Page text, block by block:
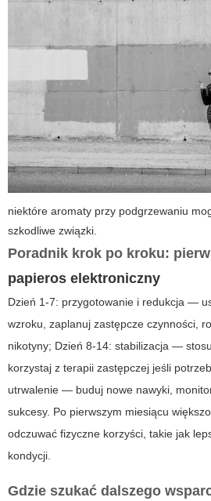
niektóre aromaty przy podgrzewaniu
szkodliwe związki.
Poradnik krok po kroku:
papieros elektroniczny
Dzień 1-7: przygotowanie i redukcja —
wzroku, zaplanuj zastępcze czynności,
nikotyny; Dzień 8-14: stabilizacja —
korzystaj z terapii zastępczej jeśli
utrwalenie — buduj nowe nawyki,
sukcesy. Po pierwszym miesiącu
odczuwać fizyczne korzyści, takie jak
kondycji.
Gdzie szukać dalszego